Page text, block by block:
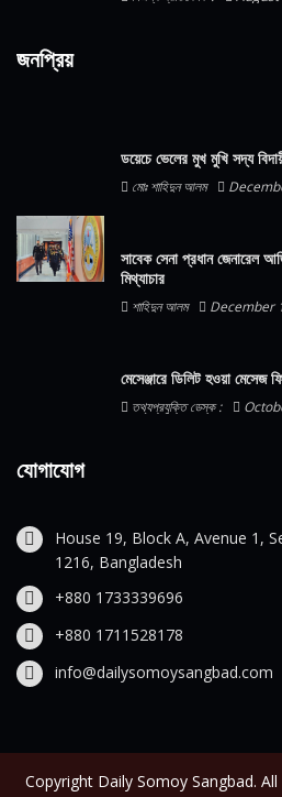
জনপ্রিয়
ডয়েচে ভেলের মুখ মুখি সদ্য
মোঃ শাহিদুন আলম
সাবেক সেনা প্রধান জেনারেল
মিথ্যাচার
শাহিদুন আলম December
মেসেঞ্জারে ডিলিট হওয়া মেসেজ
তথ্যপ্রযুক্তি ডেস্ক :
যোগাযোগ
House 19, Block A, Avenue 1,
1216, Bangladesh
+880 1733339696
+880 1711528178
info@dailysomoysangbad.com
Copyright Daily Somoy Sangbad.